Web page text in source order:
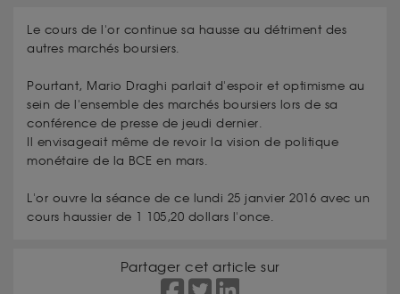
Le cours de l'or continue sa hausse au détriment des
autres marchés boursiers.
Pourtant, Mario Draghi parlait d'espoir et optimisme au
sein de l'ensemble des marchés boursiers lors de sa
conférence de presse de jeudi dernier.
Il envisageait même de revoir la vision de politique
monétaire de la BCE en mars.
L'or ouvre la séance de ce lundi 25 janvier 2016 avec un
cours haussier de 1 105,20 dollars l'once.
Partager cet article sur